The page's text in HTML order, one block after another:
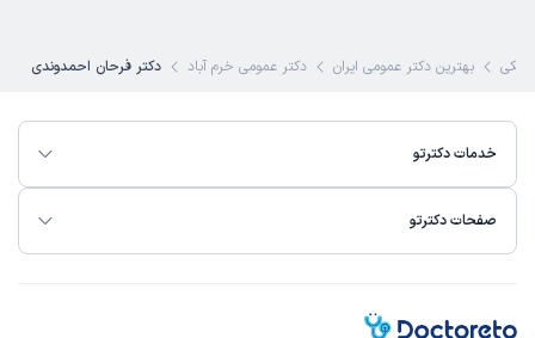
بهترین دکتر عمومی ایران دکتر عمومی خرم آباد دکتر فرحان احمدوندی
خدمات دکترتو
صفحات دکترتو